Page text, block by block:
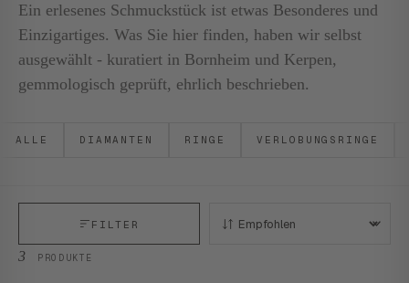
Ein erlesenes Schmuckstück ist etwas Besonderes und
Einzigartiges. Was Sie hier finden, haben wir selbst
ausgewählt - kuratiert in Bornheim und Kerpen,
gemmologisch geprüft, ehrlich beschrieben.
ALLE DIAMANTEN RINGE VERLOBUNGSRINGE
3 PRODUKTE
FILTER SORTIEREN: